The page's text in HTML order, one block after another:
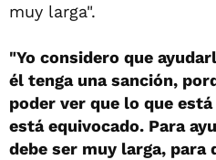
muy larga".
"Yo considero que
él tenga una sanción,
poder ver que lo que
está equivocado. Para
debe ser muy larga, para